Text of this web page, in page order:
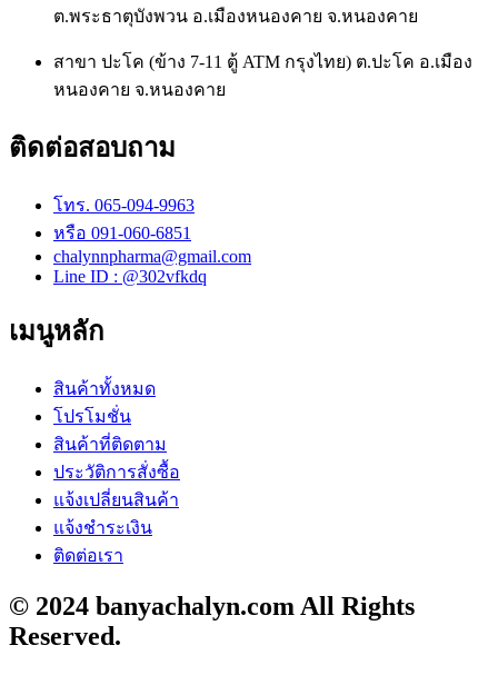
ต.พระธาตุบังพวน อ.เมืองหนองคาย จ.หนองคาย
สาขา ปะโค (ข้าง 7-11 ตู้ ATM กรุงไทย) ต.ปะโค อ.เมือง
หนองคาย จ.หนองคาย
ติดต่อสอบถาม
โทร. 065-094-9963
หรือ 091-060-6851
chalynnpharma@gmail.com
Line ID : @302vfkdq
เมนูหลัก
สินค้าทั้งหมด
โปรโมชั่น
สินค้าที่ติดตาม
ประวัติการสั่งซื้อ
แจ้งเปลี่ยนสินค้า
แจ้งชำระเงิน
ติดต่อเรา
© 2024 banyachalyn.com All Rights
Reserved.